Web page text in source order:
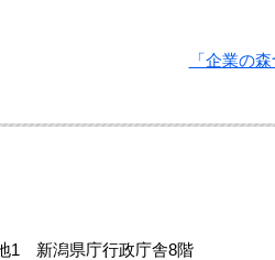
「企業の
1 新潟県庁行政庁舎8階